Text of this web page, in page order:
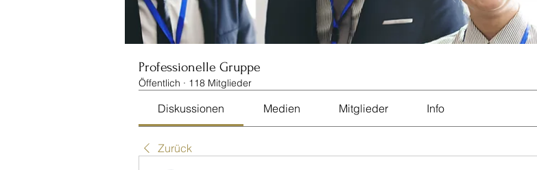
Professionelle Gruppe
Öffentlich · 118 Mitglieder
Diskussionen Medien Mitglieder Info
Zurück